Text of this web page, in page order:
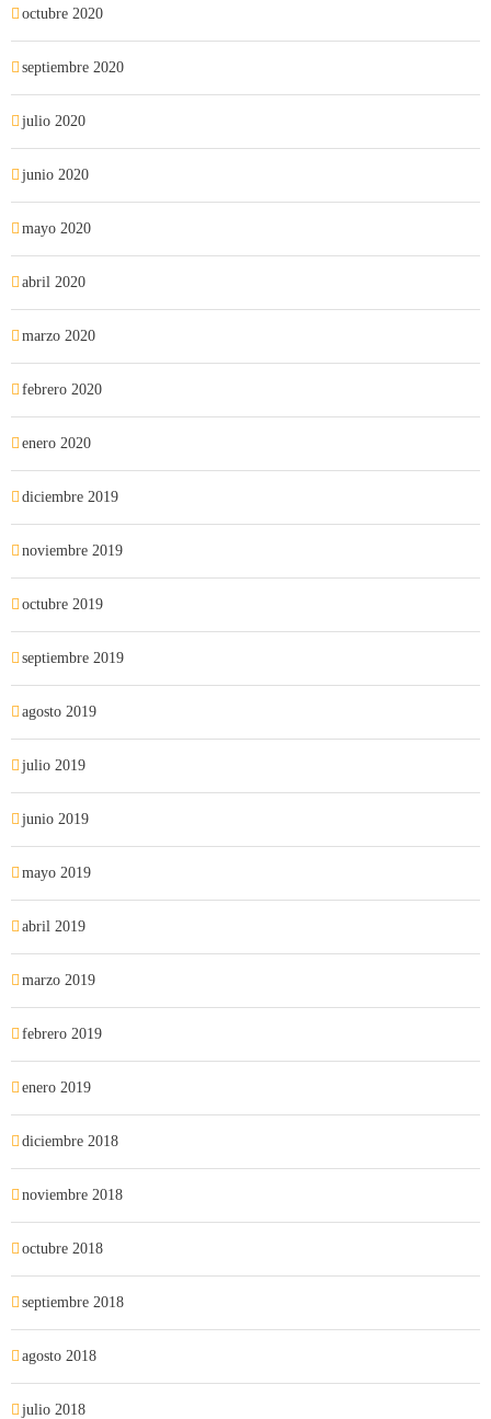
octubre 2020
septiembre 2020
julio 2020
junio 2020
mayo 2020
abril 2020
marzo 2020
febrero 2020
enero 2020
diciembre 2019
noviembre 2019
octubre 2019
septiembre 2019
agosto 2019
julio 2019
junio 2019
mayo 2019
abril 2019
marzo 2019
febrero 2019
enero 2019
diciembre 2018
noviembre 2018
octubre 2018
septiembre 2018
agosto 2018
julio 2018